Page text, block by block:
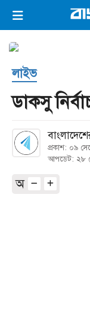
ভিডিও ই-
প্রচ্ছদ
সব বিভাগ
কনভার্টার
লাইভ
ডাকসু
প্রকাশ: ০৯
আপডেট: ২৮
অ